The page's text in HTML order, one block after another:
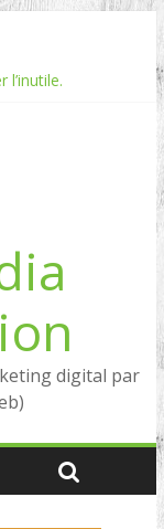
l’inutile.
les références
et AIO
listening et des
digital par